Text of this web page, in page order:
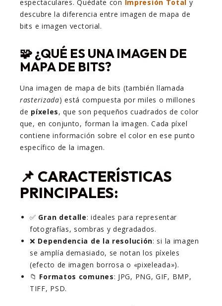
espectaculares. Quédate con Impresión Total y
descubre la diferencia entre imagen de mapa de
bits e imagen vectorial.
🧩 ¿QUÉ ES UNA IMAGEN DE
MAPA DE BITS?
Una imagen de mapa de bits (también llamada
rasterizada) está compuesta por miles o millones
de píxeles, que son pequeños cuadrados de color
que, en conjunto, forman la imagen. Cada píxel
contiene información sobre el color en ese punto
específico de la imagen.
📌 CARACTERÍSTICAS
PRINCIPALES:
✅ Gran detalle: ideales para representar
fotografías, sombras y degradados.
❌ Dependencia de la resolución: si la imagen
se amplía demasiado, se notan los píxeles
(efecto de imagen borrosa o «pixeleada»).
📁 Formatos comunes: JPG, PNG, GIF, BMP,
TIFF, PSD.